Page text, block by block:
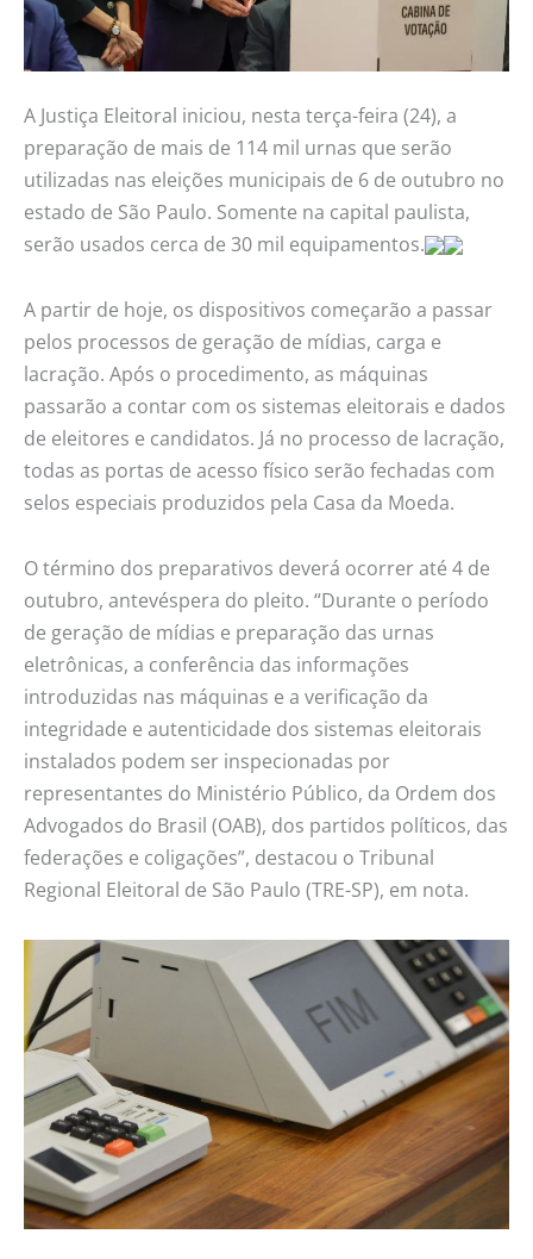
A Justiça Eleitoral iniciou, nesta terça-feira (24), a
preparação de mais de 114 mil urnas que serão
utilizadas nas eleições municipais de 6 de outubro no
estado de São Paulo. Somente na capital paulista,
serão usados cerca de 30 mil equipamentos.
A partir de hoje, os dispositivos começarão a passar
pelos processos de geração de mídias, carga e
lacração. Após o procedimento, as máquinas
passarão a contar com os sistemas eleitorais e dados
de eleitores e candidatos. Já no processo de lacração,
todas as portas de acesso físico serão fechadas com
selos especiais produzidos pela Casa da Moeda.
O término dos preparativos deverá ocorrer até 4 de
outubro, antevéspera do pleito. “Durante o período
de geração de mídias e preparação das urnas
eletrônicas, a conferência das informações
introduzidas nas máquinas e a verificação da
integridade e autenticidade dos sistemas eleitorais
instalados podem ser inspecionadas por
representantes do Ministério Público, da Ordem dos
Advogados do Brasil (OAB), dos partidos políticos, das
federações e coligações”, destacou o Tribunal
Regional Eleitoral de São Paulo (TRE-SP), em nota.